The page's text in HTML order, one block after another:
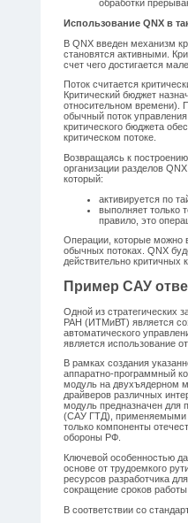
обработки
Использование QNX в
В QNX введен механизм
становятся активными.
счет чего достигается
Поток считается
Критический бюджет
относительном времени).
обычный поток
критического бюджета
критическом потоке.
Возвращаясь к
организации разделов
который:
активируется по
выполняет только
правило, это
Операции, которые можно
обычных потоках. QNX
действительно критичных
Пример САУ
Одной из стратегических
РАН (ИТМиВТ) является
автоматического
является использование
В рамках создания
аппаратно-программный
модуль на двухъядерном
драйверов различных
модуль предназначен для
(САУ ГТД), применяемыми
только компоненты
обороны РФ.
Ключевой особенностью
основе от трудоемкого
ресурсов разработчика
сокращение сроков
В соответствии со